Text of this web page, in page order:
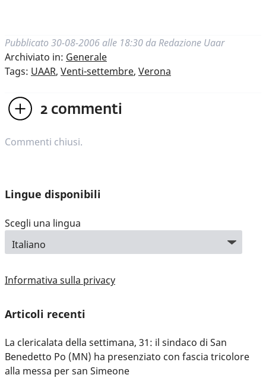
Pubblicato 30-08-2006 alle 18:30 da Redazione Uaar
Archiviato in: Generale
Tags: UAAR, Venti-settembre, Verona
2 commenti
Commenti chiusi.
Lingue disponibili
Scegli una lingua
Informativa sulla privacy
Articoli recenti
La clericalata della settimana, 31: il sindaco di San
Benedetto Po (MN) ha presenziato con fascia tricolore
alla messa per san Simeone